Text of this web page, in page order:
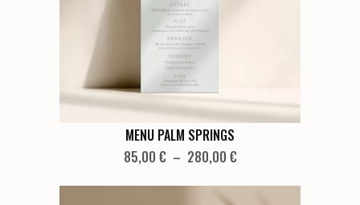
MENU PALM SPRINGS
85,00 € – 280,00 €Plage